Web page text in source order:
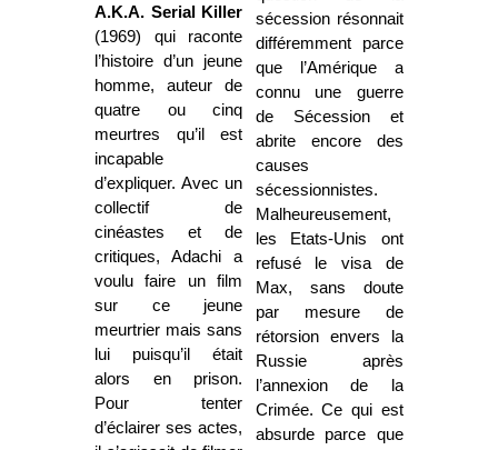
A.K.A. Serial Killer
(1969) qui raconte
l’histoire d’un jeune
homme, auteur de
quatre ou cinq
meurtres qu’il est
incapable
d’expliquer. Avec un
collectif de
cinéastes et de
critiques, Adachi a
voulu faire un film
sur ce jeune
meurtrier mais sans
lui puisqu’il était
alors en prison.
Pour tenter
d’éclairer ses actes,
sécession résonnait
différemment parce
que l’Amérique a
connu une guerre
de Sécession et
abrite encore des
causes
sécessionnistes.
Malheureusement,
les Etats-Unis ont
refusé le visa de
Max, sans doute
par mesure de
rétorsion envers la
Russie après
l’annexion de la
Crimée. Ce qui est
absurde parce que